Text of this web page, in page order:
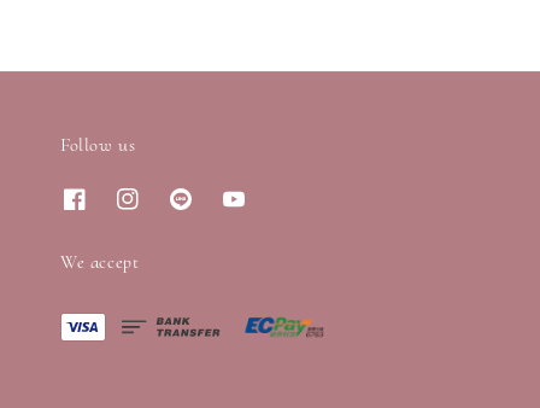
Follow us
We accept